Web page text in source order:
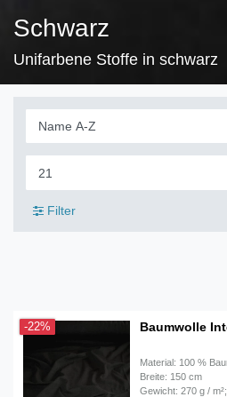
Schwarz
Unifarbene Stoffe in schwarz
Filter
-22% Baumwolle
Material: 100 %
Breite: 150 cm
Gewicht: 270 g /